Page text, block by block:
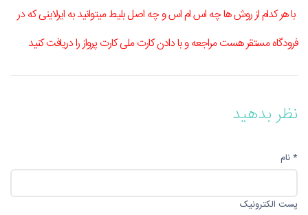
با هر کدام از روش ها چه اس ام اس و چه اصل بلیط میتوانید به ایرلاینی که در
فرودگاه مستقر هست مراجعه و با دادن کارت ملی کارت پرواز را دریافت کنید
نظر بدهید
* نام
پست الکترونیک